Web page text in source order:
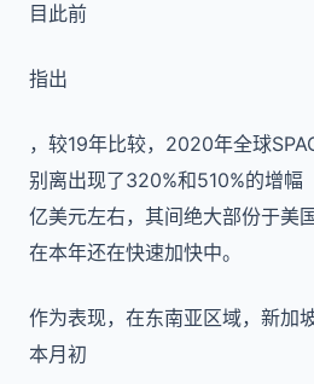
目此前
指出
，较19年比较，2020年全球
别离出现了320%和510%的增
亿美元左右，其间绝大部份于美
在本年还在快速加快中。
作为表现，在东南亚区域，新加
本月初